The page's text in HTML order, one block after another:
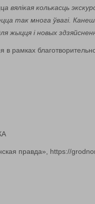
вялікая колькасць
так многа ўвагі.
жыцця і новых
рамках
правда», https://